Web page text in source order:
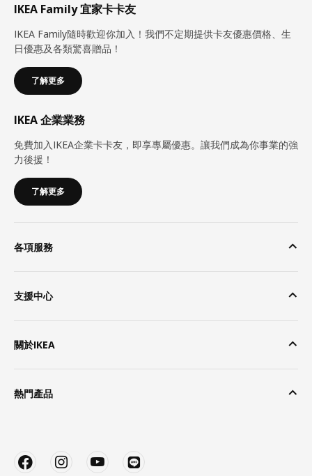
IKEA Family 宜家卡卡友
IKEA Family隨時歡迎你加入！我們不定期提供卡友優惠價格、生
日優惠及各類驚喜贈品！
了解更多
IKEA 企業業務
免費加入IKEA企業卡卡友，即享專屬優惠。讓我們成為你事業的強
力後援！
了解更多
各項服務
支援中心
關於IKEA
熱門產品